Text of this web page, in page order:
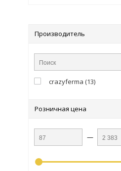
Производитель
crazyferma (13)
Розничная цена
—